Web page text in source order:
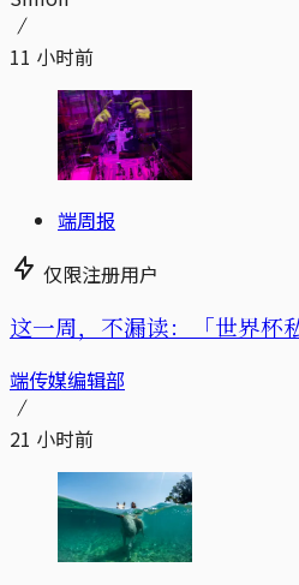
11 小时前
端周报
仅限注册用户
这一周，不漏读：「世界杯
端传媒编辑部
21 小时前